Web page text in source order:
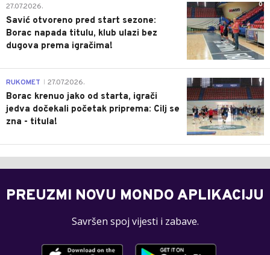
0
27.07.2026.
Savić otvoreno pred start sezone:
Borac napada titulu, klub ulazi bez
dugova prema igračima!
0
RUKOMET 27.07.2026.
Borac krenuo jako od starta, igrači
jedva dočekali početak priprema: Cilj se
zna - titula!
PREUZMI NOVU MONDO APLIKACIJU
Savršen spoj vijesti i zabave.